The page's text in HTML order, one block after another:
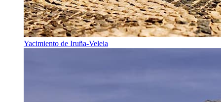
Yacimiento de Iruña-Veleia